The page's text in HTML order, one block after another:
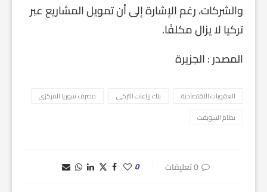
والشركات، رغم الإشارة إلى أن تمويل المشاريع عبر
تركيا لا يزال مكلفًا.
المصدر : الجزيرة
العقوبات الاقتصادية بنك زراعات التركي
مصرف سوريا المركزي
نظام السويفت
0 تعليقات 0